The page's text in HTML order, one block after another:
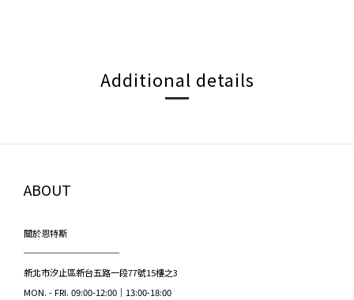
Additional details
ABOUT
關於恩特斯
───────────
新北市汐止區新台五路一段77號15樓之3
MON. - FRI. 09:00-12:00｜13:00-18:00